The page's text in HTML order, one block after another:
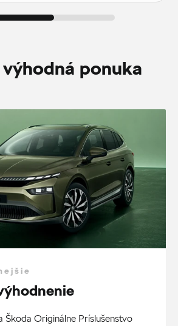
ponuka
Škoda Originálne Príslušenstvo